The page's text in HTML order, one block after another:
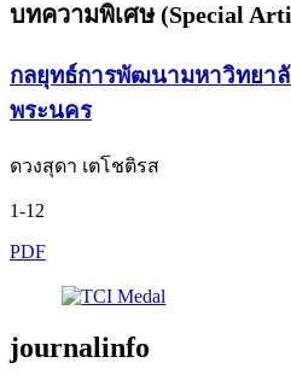
บทความพิเศษ (Special
กลยุทธ์การพัฒนามหาวิทยา
พระนคร
ดวงสุดา เตโชติรส
1-12
PDF
journalinfo